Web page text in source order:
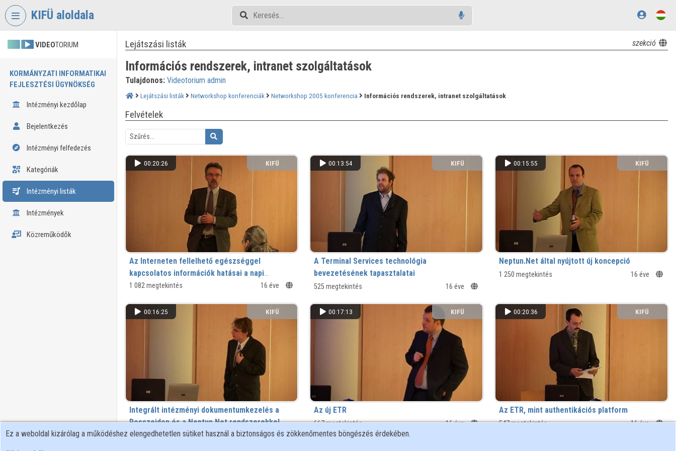
Fejléc kihagyása
KIFÜ aloldala
VIDEOTORIUM
KORMÁNYZATI INFORMATIKAI
FEJLESZTÉSI ÜGYNÖKSÉG
Intézményi kezdőlap
Bejelentkezés
Intézményi felfedezés
Kategóriák
Intézményi listák
Intézmények
Közreműködők
Lejátszási listák szekció
Információs rendszerek, intranet szolgáltatások
Tulajdonos: Videotorium admin
Lejátszási listák Networkshop konferenciák Networkshop 2005 konferencia Információs rendszerek, intranet szolgáltatások
Felvételek
00:20:26 KIFÜ
Az Interneten fellelhető egészséggel
kapcsolatos információk hatásai a napi
gyógyító munkára
1 082 megtekintés 16 éve
00:13:54 KIFÜ
A Terminal Services technológia
bevezetésének tapasztalatai
525 megtekintés 16 éve
00:15:55 KIFÜ
Neptun.Net által nyújtott új koncepció
1 250 megtekintés 16 éve
00:16:25 KIFÜ
Integrált intézményi dokumentumkezelés a
Posszeidon és a Neptun.Net rendszerekkel
1 400 megtekintés 16 éve
00:17:13 KIFÜ
Az új ETR
667 megtekintés 16 éve
00:20:36 KIFÜ
Az ETR, mint authentikációs platform
547 megtekintés 16 éve
Ez a weboldal kizárólag a működéshez elengedhetetlen sütiket használ a biztonságos és zökkenőmentes böngészés érdekében.